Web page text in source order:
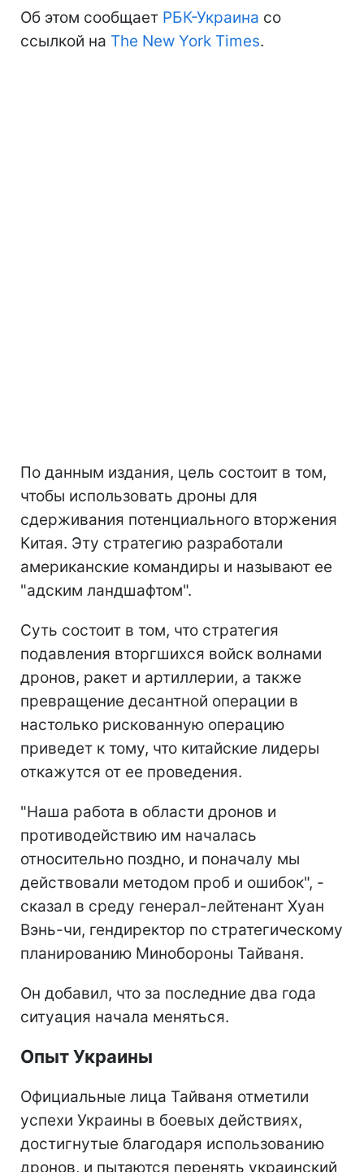
Об этом сообщает РБК-Украина со
ссылкой на The New York Times.
По данным издания, цель состоит в том,
чтобы использовать дроны для
сдерживания потенциального вторжения
Китая. Эту стратегию разработали
американские командиры и называют ее
"адским ландшафтом".
Суть состоит в том, что стратегия
подавления вторгшихся войск волнами
дронов, ракет и артиллерии, а также
превращение десантной операции в
настолько рискованную операцию
приведет к тому, что китайские лидеры
откажутся от ее проведения.
"Наша работа в области дронов и
противодействию им началась
относительно поздно, и поначалу мы
действовали методом проб и ошибок", -
сказал в среду генерал-лейтенант Хуан
Вэнь-чи, гендиректор по стратегическому
планированию Минобороны Тайваня.
Он добавил, что за последние два года
ситуация начала меняться.
Опыт Украины
Официальные лица Тайваня отметили
успехи Украины в боевых действиях,
достигнутые благодаря использованию
дронов, и пытаются перенять украинский